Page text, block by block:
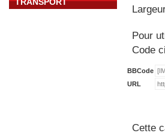
Pour
Code
BBCode
URL
Cette